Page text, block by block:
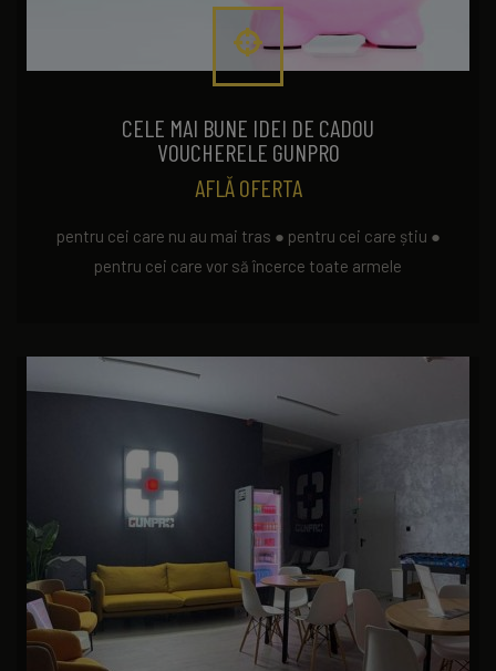
CELE MAI BUNE IDEI DE CADOU
VOUCHERELE GUNPRO
AFLĂ OFERTA
pentru cei care nu au mai tras ● pentru cei care știu ●
pentru cei care vor să încerce toate armele